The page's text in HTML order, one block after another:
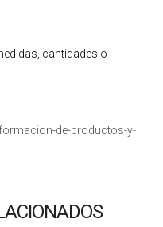
cantidades o
de-productos-y-